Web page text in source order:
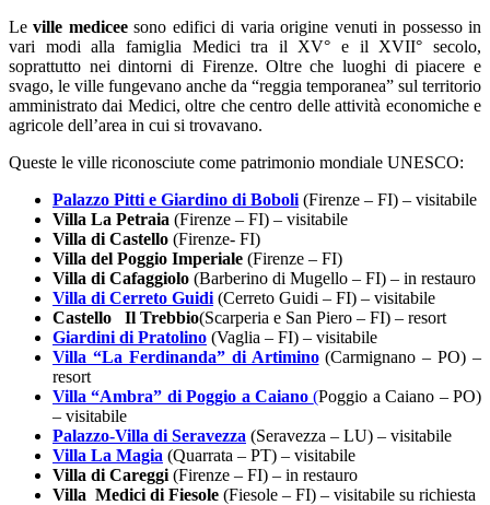
Leville mediceesono edifici di varia origine venuti in possesso in
vari modi alla famiglia Medici tra il XV° e il XVII° secolo,
soprattutto nei dintorni di Firenze. Oltre che luoghi di piacere e
svago, le ville fungevano anche da “reggia temporanea” sul territorio
amministrato dai Medici, oltre che centro delle attività economiche e
agricole dell’area in cui si trovavano.
Queste le ville riconosciute come patrimonio mondiale UNESCO:
Palazzo Pitti e Giardino di Boboli (Firenze – FI) – visitabile
Villa La Petraia (Firenze – FI) – visitabile
Villa di Castello (Firenze- FI)
Villa del Poggio Imperiale (Firenze – FI)
Villa di Cafaggiolo (Barberino di Mugello – FI) – in restauro
Villa di Cerreto Guidi (Cerreto Guidi – FI) – visitabile
Castello Il Trebbio(Scarperia e San Piero – FI) – resort
Giardini di Pratolino (Vaglia – FI) – visitabile
Villa “La Ferdinanda” di Artimino(Carmignano – PO) –
resort
Villa “Ambra” di Poggio a Caiano(Poggio a Caiano – PO)
– visitabile
Palazzo-Villa di Seravezza (Seravezza – LU) – visitabile
Villa La Magia (Quarrata – PT) – visitabile
Villa di Careggi (Firenze – FI) – in restauro
Villa Medici di Fiesole (Fiesole – FI) – visitabile su richiesta